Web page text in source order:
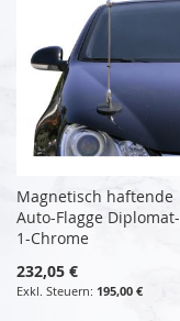
Magnetisch haftende
Auto-Flagge Diplomat-
1-Chrome
232,05 €
195,00 €